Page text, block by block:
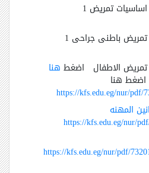
أمتحانات سابقة لمقرر اساسيات تمريض 1
امتحانات سابقة لمقرر تمريض باطنى جراحى 1
تمريض الاطفال اضغط هنا
اضغط هنا
https://kfs.edu.eg/nur/pdf/
المهنه
https://kfs.edu.eg/nur/
https://kfs.edu.eg/nur/pdf/